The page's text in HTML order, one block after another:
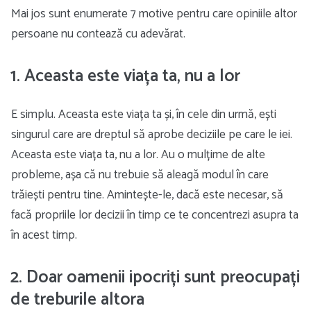
Mai jos sunt enumerate 7 motive pentru care opiniile altor
persoane nu contează cu adevărat.
1. Aceasta este viața ta, nu a lor
E simplu. Aceasta este viața ta și, în cele din urmă, ești
singurul care are dreptul să aprobe deciziile pe care le iei.
Aceasta este viața ta, nu a lor. Au o mulțime de alte
probleme, așa că nu trebuie să aleagă modul în care
trăiești pentru tine. Amintește-le, dacă este necesar, să
facă propriile lor decizii în timp ce te concentrezi asupra ta
în acest timp.
2. Doar oamenii ipocriți sunt preocupați
de treburile altora